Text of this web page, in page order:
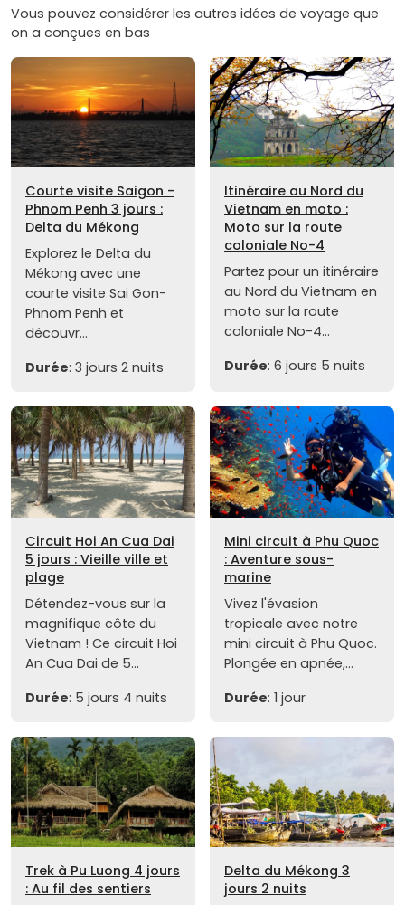
Vous pouvez considérer les autres idées de voyage que
on a conçues en bas
Courte visite Saigon -
Phnom Penh 3 jours :
Delta du Mékong
Explorez le Delta du
Mékong avec une
courte visite Sai Gon-
Phnom Penh et
découvr...
Durée: 3 jours 2 nuits
Itinéraire au Nord du
Vietnam en moto :
Moto sur la route
coloniale No-4
Partez pour un itinéraire
au Nord du Vietnam en
moto sur la route
coloniale No-4...
Durée: 6 jours 5 nuits
Circuit Hoi An Cua Dai
5 jours : Vieille ville et
plage
Détendez-vous sur la
magnifique côte du
Vietnam ! Ce circuit Hoi
An Cua Dai de 5...
Durée: 5 jours 4 nuits
Mini circuit à Phu Quoc
: Aventure sous-
marine
Vivez l'évasion
tropicale avec notre
mini circuit à Phu Quoc.
Plongée en apnée,...
Durée: 1 jour
Trek à Pu Luong 4 jours
: Au fil des sentiers
Delta du Mékong 3
jours 2 nuits